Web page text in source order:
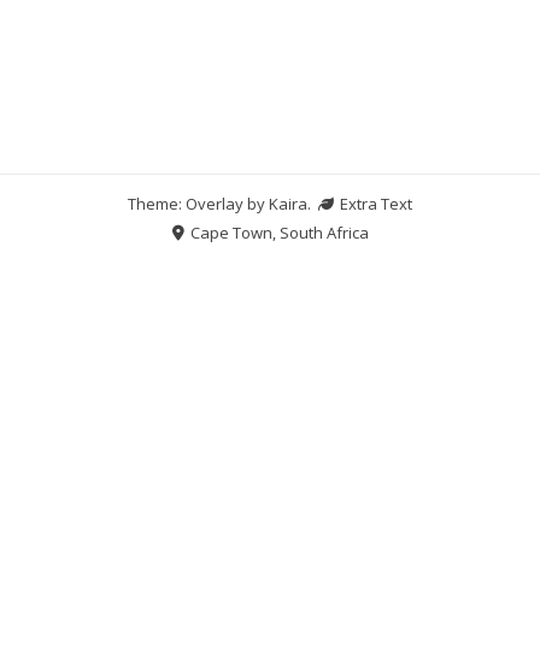
Theme: Overlay byKaira.
Extra Text
Cape Town, South Africa